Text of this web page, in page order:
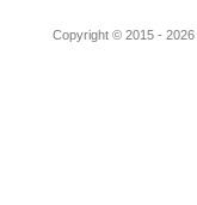
Copyright © 2015 - 2026